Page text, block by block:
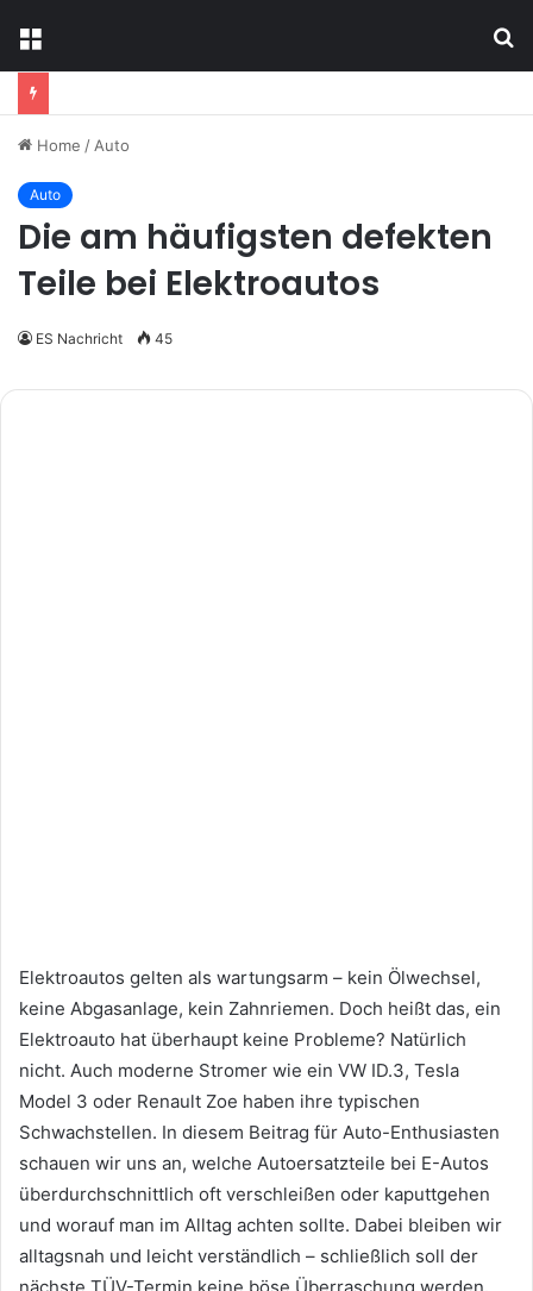
Home / Auto
Auto
Die am häufigsten defekten
Teile bei Elektroautos
ES Nachricht 45
Elektroautos gelten als wartungsarm – kein Ölwechsel,
keine Abgasanlage, kein Zahnriemen. Doch heißt das, ein
Elektroauto hat überhaupt keine Probleme? Natürlich
nicht. Auch moderne Stromer wie ein VW ID.3, Tesla
Model 3 oder Renault Zoe haben ihre typischen
Schwachstellen. In diesem Beitrag für Auto-Enthusiasten
schauen wir uns an, welche Autoersatzteile bei E-Autos
überdurchschnittlich oft verschleißen oder kaputtgehen
und worauf man im Alltag achten sollte. Dabei bleiben wir
alltagsnah und leicht verständlich – schließlich soll der